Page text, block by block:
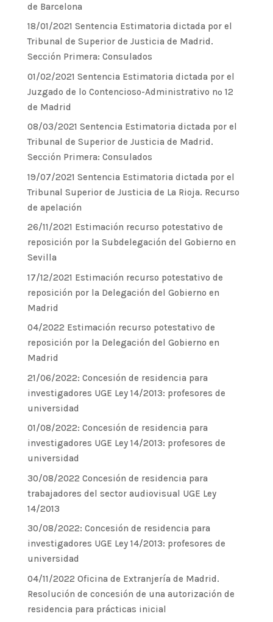
de Barcelona
18/01/2021 Sentencia Estimatoria dictada por el
Tribunal de Superior de Justicia de Madrid.
Sección Primera: Consulados
01/02/2021 Sentencia Estimatoria dictada por el
Juzgado de lo Contencioso-Administrativo nº 12
de Madrid
08/03/2021 Sentencia Estimatoria dictada por el
Tribunal de Superior de Justicia de Madrid.
Sección Primera: Consulados
19/07/2021 Sentencia Estimatoria dictada por el
Tribunal Superior de Justicia de La Rioja. Recurso
de apelación
26/11/2021 Estimación recurso potestativo de
reposición por la Subdelegación del Gobierno en
Sevilla
17/12/2021 Estimación recurso potestativo de
reposición por la Delegación del Gobierno en
Madrid
04/2022 Estimación recurso potestativo de
reposición por la Delegación del Gobierno en
Madrid
21/06/2022: Concesión de residencia para
investigadores UGE Ley 14/2013: profesores de
universidad
01/08/2022: Concesión de residencia para
investigadores UGE Ley 14/2013: profesores de
universidad
30/08/2022 Concesión de residencia para
trabajadores del sector audiovisual UGE Ley
14/2013
30/08/2022: Concesión de residencia para
investigadores UGE Ley 14/2013: profesores de
universidad
04/11/2022 Oficina de Extranjería de Madrid.
Resolución de concesión de una autorización de
residencia para prácticas inicial